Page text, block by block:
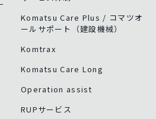
Komatsu Care Plus / コマツオ
ールサポート（建設機械）
Komtrax
Komatsu Care Long
Operation assist
RUPサービス